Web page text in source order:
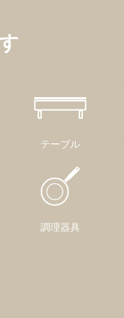
テーブル
調理器具